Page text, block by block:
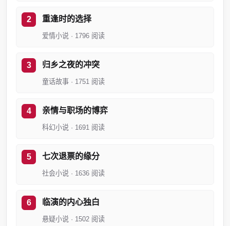
重逢时的选择
爱情小说 · 1796 阅读
归乡之夜的冲突
童话故事 · 1751 阅读
亲情与职场的博弈
科幻小说 · 1691 阅读
七次退票的缘分
社会小说 · 1636 阅读
临演的内心独白
悬疑小说 · 1502 阅读